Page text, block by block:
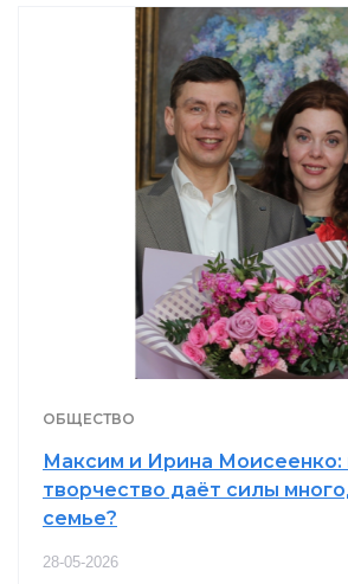
ОБЩЕСТВО
Максим и Ирина Моисеенко:
творчество даёт силы
семье?
28-05-2026